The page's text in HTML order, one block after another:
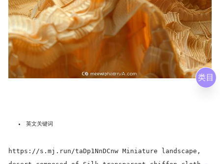
英文关键词
https://s.mj.run/taDp1NnDCnw Miniature landscape,
类目